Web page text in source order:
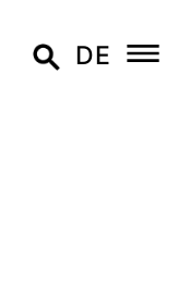
DE